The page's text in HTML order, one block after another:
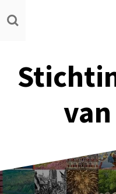
Ga
direct
hoofdinhoud